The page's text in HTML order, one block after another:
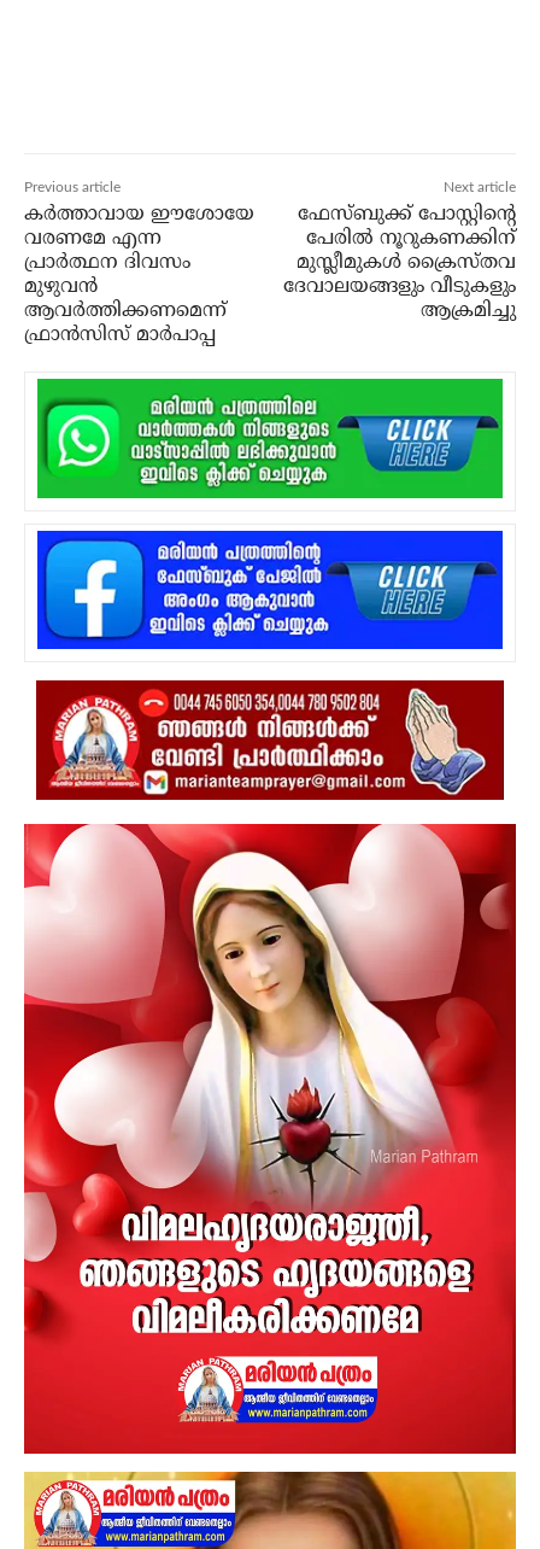
Previous article
കര്‍ത്താവായ ഈശോയേ
വരണമേ എന്ന
പ്രാര്‍ത്ഥന ദിവസം
മുഴുവന്‍
ആവര്‍ത്തിക്കണമെന്ന്
ഫ്രാന്‍സിസ് മാര്‍പാപ്പ
Next article
ഫേസ്ബുക്ക് പോസ്റ്റിന്റെ
പേരില്‍ നൂറുകണക്കിന്
മുസ്ലീമുകള്‍ ക്രൈസ്തവ
ദേവാലയങ്ങളും വീടുകളും
ആക്രമിച്ചു